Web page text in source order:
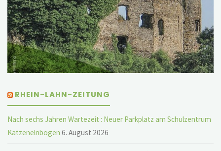
RHEIN-LAHN-ZEITUNG
Nach sechs Jahren Wartezeit : Neuer Parkplatz am Schulzentrum
Katzenelnbogen 6. August 2026